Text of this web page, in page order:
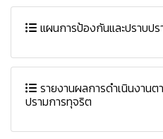
แผนการป้องกันและปราบป
รายงานผลการดำเนินงาน
ปรามการทุจริต